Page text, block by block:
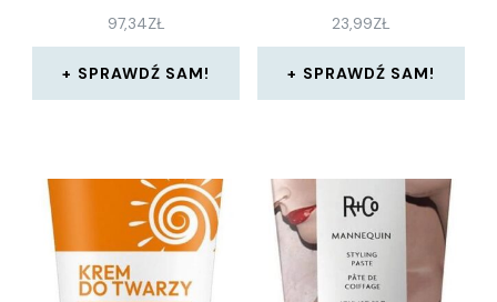
97,34ZŁ
SPRAWDŹ SAM!
23,99ZŁ
SPRAWDŹ SAM!